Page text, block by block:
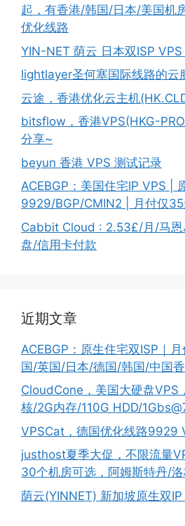
起，有香港/韩国/日本/美国机
优化线路
YIN-NET 荫云 日本双ISP
lightlayer圣何塞国际线路的云
云途，香港优化云主机
bitsflow，香港VPS(HKG-
分享~
beyun 香港 VPS 测试记录
ACEBGP：美国住宅IP VPS |
9929/BGP/CMIN2 | 月付仅35
Cabbit Cloud : 2.53£/月/马恩
盘/信用卡付款
近期文章
ACEBGP：原生住宅双ISP｜
国/英国/日本/德国/韩国/中国
CloudCone，美国大硬盘VPS
核/2G内存/110G HDD/
VPSCat，德国优化线路9929
justhost夏季大促，不限流量
30个机房可选，阿姆斯特丹/
荫云(YINNET) 新加坡原生双